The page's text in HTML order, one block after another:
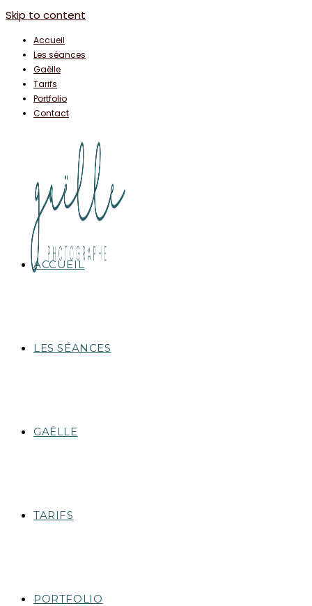
Skip to content
Accueil
Les séances
Gaëlle
Tarifs
Portfolio
Contact
ACCUEIL
LES SÉANCES
GAËLLE
TARIFS
PORTFOLIO